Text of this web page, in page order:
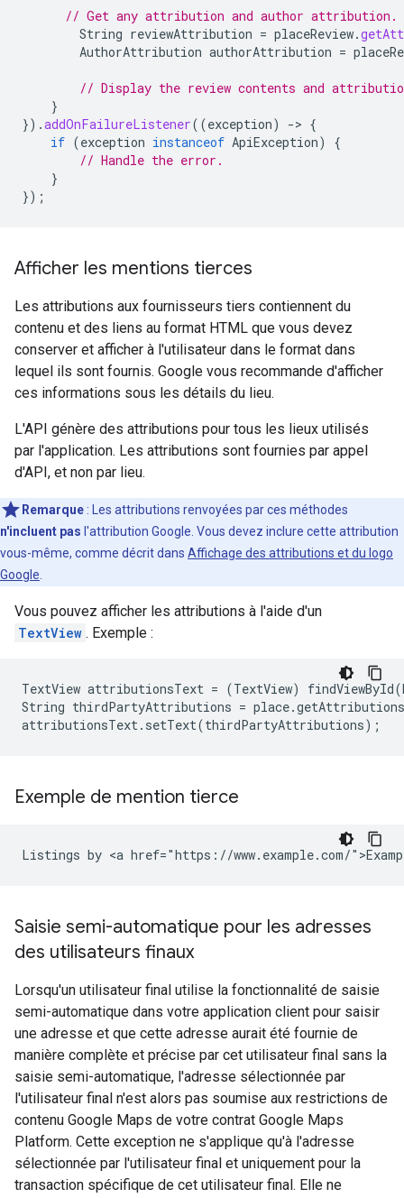
// Get any attribution and author attribution.
String reviewAttribution = placeReview.
AuthorAttribution authorAttribution =
// Display the review contents and
}
}).addOnFailureListener((exception) -> {
if (exception instanceof ApiException)
{
// Handle the error.
}
});
Afficher les mentions tierces
Les attributions aux fournisseurs tiers contiennent du
contenu et des liens au format HTML que vous devez
conserver et afficher à l'utilisateur dans le format dans
lequel ils sont fournis. Google vous recommande d'afficher
ces informations sous les détails du lieu.
L'API génère des attributions pour tous les lieux utilisés
par l'application. Les attributions sont fournies par appel
d'API, et non par lieu.
Remarque : Les attributions renvoyées par ces méthodes
n'incluent pas l'attribution Google. Vous devez inclure cette attribution
vous-même, comme décrit dans Affichage des attributions et du logo
Google
Vous pouvez afficher les attributions à l'aide d'un
TextView . Exemple :
TextView attributionsText = (TextView)
String thirdPartyAttributions =
attributionsText.setText(thirdPartyAttributions);
Exemple de mention tierce
Listings by <a href="https://www.example.com/
Saisie semi-automatique pour les adresses
des utilisateurs finaux
Lorsqu'un utilisateur final utilise la fonctionnalité de saisie
semi-automatique dans votre application client pour saisir
une adresse et que cette adresse aurait été fournie de
manière complète et précise par cet utilisateur final sans la
saisie semi-automatique, l'adresse sélectionnée par
l'utilisateur final n'est alors pas soumise aux restrictions de
contenu Google Maps de votre contrat Google Maps
Platform. Cette exception ne s'applique qu'à l'adresse
sélectionnée par l'utilisateur final et uniquement pour la
transaction spécifique de cet utilisateur final. Elle ne